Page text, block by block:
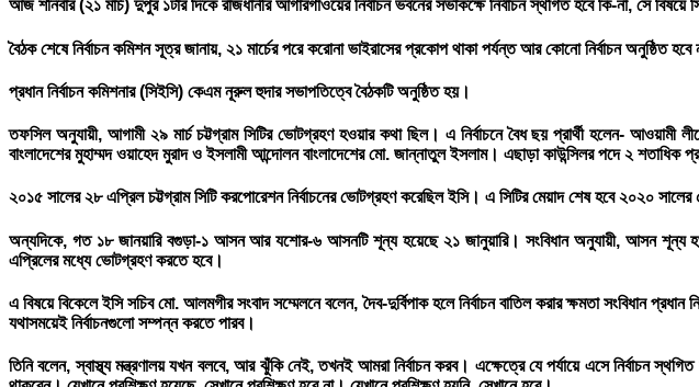
আজ শনিবার (২১ মার্চ) দুপুর ১টার দিকে রাজধানীর আগারগাঁওয়ের নির্বাচন ভবনের সভাকক্ষে নির্বাচন স্থগিত হবে কি-না, সে
বৈঠক শেষে নির্বাচন কমিশন সূত্র জানায়, ২১ মার্চের পরে করোনা ভাইরাসের প্রকোপ থাকা পর্যন্ত আর কোনো নির্বাচন অনুষ্ঠিত হবে
প্রধান নির্বাচন কমিশনার (সিইসি) কেএম নূরুল হুদার সভাপতিত্বে বৈঠকটি অনুষ্ঠিত হয়।
তফসিল অনুযায়ী, আগামী ২৯ মার্চ চট্টগ্রাম সিটির ভোটগ্রহণ হওয়ার কথা ছিল। এ নির্বাচনে বৈধ ছয় প্রার্থী হলেন-
বাংলাদেশের মুহাম্মদ ওয়াহেদ মুরাদ ও ইসলামী আন্দোলন বাংলাদেশের মো. জান্নাতুল ইসলাম। এছাড়া কাউন্সিলর পদে ২ শতাধিক
২০১৫ সালের ২৮ এপ্রিল চট্টগ্রাম সিটি করপোরেশন নির্বাচনের ভোটগ্রহণ করেছিল ইসি। এ সিটির মেয়াদ শেষ হবে ২০২০
অন্যদিকে, গত ১৮ জানয়ারি বগুড়া-১ আসন আর যশোর-৬ আসনটি শূন্য হয়েছে ২১ জানুয়ারি। সংবিধান অনুযায়ী, আসন শূন্য
এপ্রিলের মধ্যে ভোটগ্রহণ করতে হবে।
এ বিষয়ে বিকেলে ইসি সচিব মো. আলমগীর সংবাদ সম্মেলনে বলেন, দৈব-দুর্বিপাক হলে নির্বাচন বাতিল করার ক্ষমতা সংবিধান
যথাসময়েই নির্বাচনগুলো সম্পন্ন করতে পারব।
তিনি বলেন, স্বাস্থ্য মন্ত্রণালয় যখন বলবে, আর ঝুঁকি নেই, তখনই আমরা নির্বাচন করব। এক্ষেত্রে যে পর্যায়ে এসে নির্বাচন